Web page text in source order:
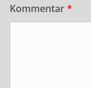
Kommentar*